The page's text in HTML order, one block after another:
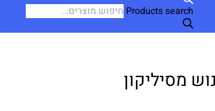
Products search